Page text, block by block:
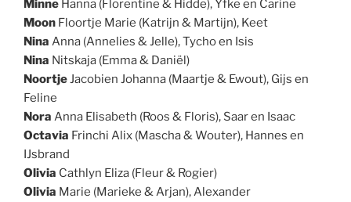
Minne Hanna (Florentine & Hidde), Yfke en Carine
Moon Floortje Marie (Katrijn & Martijn), Keet
Nina Anna (Annelies & Jelle), Tycho en Isis
Nina Nitskaja (Emma & Daniël)
Noortje Jacobien Johanna (Maartje & Ewout), Gijs en
Feline
Nora Anna Elisabeth (Roos & Floris), Saar en Isaac
Octavia Frinchi Alix (Mascha & Wouter), Hannes en
IJsbrand
Olivia Cathlyn Eliza (Fleur & Rogier)
Olivia Marie (Marieke & Arjan), Alexander